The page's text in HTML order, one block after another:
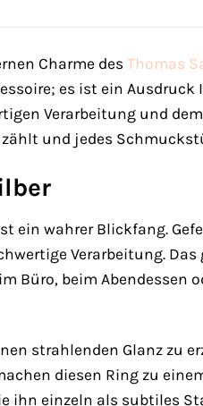
Charme desThomas
es ist ein
Verarbeitung und
und jedes
ein wahrer Blickfang.
Verarbeitung.
Büro, beim Abendessen
strahlenden Glanz zu
diesen Ring zu
ihn einzeln als subtiles